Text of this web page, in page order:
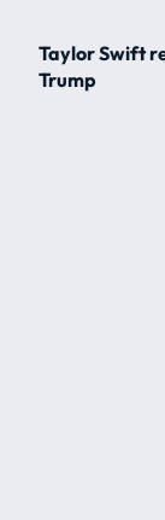
Taylor Swift
Trump